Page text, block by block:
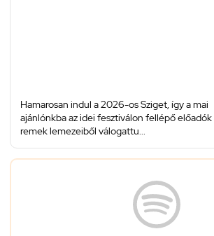
Hamarosan indul a 2026-os Sziget, így a mai
ajánlónkba az idei fesztiválon fellépő előadók
remek lemezeiből válogattu...